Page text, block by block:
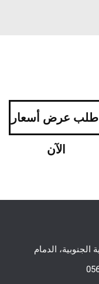
اطلب عرض أسعار
الآن